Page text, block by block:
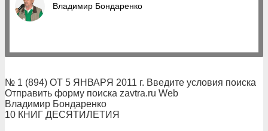
Владимир Бондаренко
№ 1 (894) ОТ 5 ЯНВАРЯ 2011 г. Введите условия поиска
Отправить форму поиска zavtra.ru Web
Владимир Бондаренко
10 КНИГ ДЕСЯТИЛЕТИЯ